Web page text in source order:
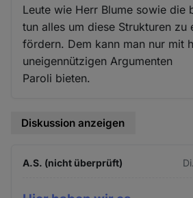
Leute wie Herr Blume sowie die
tun alles um diese Strukturen zu
fördern. Dem kann man nur mit
uneigennützigen Argumenten
Paroli bieten.
Diskussion anzeigen
A.S. (nicht überprüft)